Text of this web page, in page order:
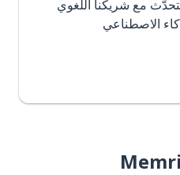
مع شريكنا اللغوي
الاصطناعي